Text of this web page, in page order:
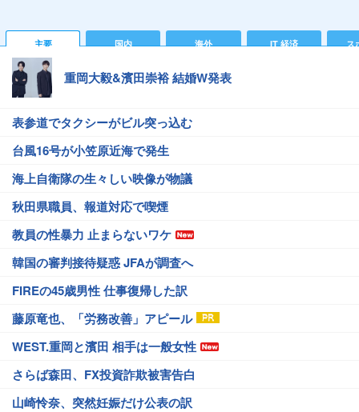
主要 国内 海外 IT 経済 ス
重岡大毅&濱田崇裕 結婚W発表
表参道でタクシーがビル突っ込む
台風16号が小笠原近海で発生
海上自衛隊の生々しい映像が物議
秋田県職員、報道対応で喫煙
教員の性暴力 止まらないワケ
韓国の審判接待疑惑 JFAが調査へ
FIREの45歳男性 仕事復帰した訳
藤原竜也、「労務改善」アピール
WEST.重岡と濱田 相手は一般女性
さらば森田、FX投資詐欺被害告白
山崎怜奈、突然妊娠だけ公表の訳